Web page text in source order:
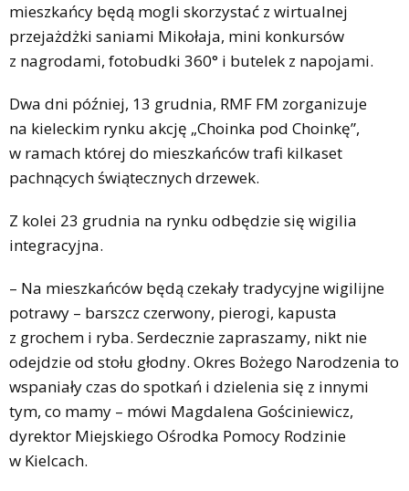
mieszkańcy będą mogli skorzystać z wirtualnej
przejażdżki saniami Mikołaja, mini konkursów
z nagrodami, fotobudki 360° i butelek z napojami.
Dwa dni później, 13 grudnia, RMF FM zorganizuje
na kieleckim rynku akcję „Choinka pod Choinkę”,
w ramach której do mieszkańców trafi kilkaset
pachnących świątecznych drzewek.
Z kolei 23 grudnia na rynku odbędzie się wigilia
integracyjna.
– Na mieszkańców będą czekały tradycyjne wigilijne
potrawy – barszcz czerwony, pierogi, kapusta
z grochem i ryba. Serdecznie zapraszamy, nikt nie
odejdzie od stołu głodny. Okres Bożego Narodzenia to
wspaniały czas do spotkań i dzielenia się z innymi
tym, co mamy – mówi Magdalena Gościniewicz,
dyrektor Miejskiego Ośrodka Pomocy Rodzinie
w Kielcach.